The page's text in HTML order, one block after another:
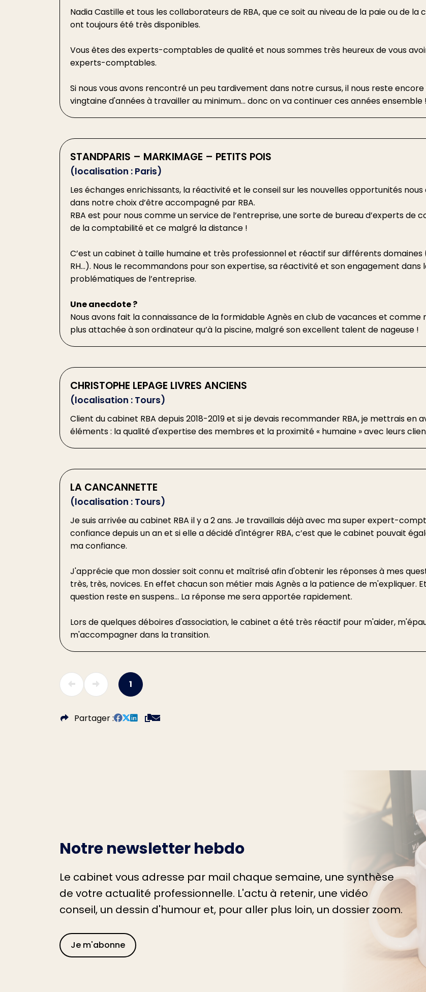
Nadia Castille et tous les collaborateurs de RBA, que ce soit au niveau de la paie ou de
ont toujours été très disponibles.
Vous êtes des experts-comptables de qualité et nous sommes très heureux de vous
experts-comptables.
Si nous vous avons rencontré un peu tardivement dans notre cursus, il nous reste encore
vingtaine d'années à travailler au minimum… donc on va continuer ces années ensemble !
STANDPARIS – MARKIMAGE – PETITS POIS
(localisation : Paris)
Les échanges enrichissants, la réactivité et le conseil sur les nouvelles opportunités
dans notre choix d’être accompagné par RBA.
RBA est pour nous comme un service de l’entreprise, une sorte de bureau d’experts de
de la comptabilité et ce malgré la distance !
C’est un cabinet à taille humaine et très professionnel et réactif sur différents
RH…). Nous le recommandons pour son expertise, sa réactivité et son engagement dans
problématiques de l’entreprise.
Une anecdote ?
Nous avons fait la connaissance de la formidable Agnès en club de vacances et comme
plus attachée à son ordinateur qu’à la piscine, malgré son excellent talent de nageuse !
CHRISTOPHE LEPAGE LIVRES ANCIENS
(localisation : Tours)
Client du cabinet RBA depuis 2018-2019 et si je devais recommander RBA, je mettrais en
éléments : la qualité d'expertise des membres et la proximité « humaine » avec leurs
LA CANCANNETTE
(localisation : Tours)
Je suis arrivée au cabinet RBA il y a 2 ans. Je travaillais déjà avec ma super expert-
confiance depuis un an et si elle a décidé d'intégrer RBA, c’est que le cabinet pouvait
ma confiance.
J'apprécie que mon dossier soit connu et maîtrisé afin d'obtenir les réponses à mes
très, très, novices. En effet chacun son métier mais Agnès a la patience de m'expliquer.
question reste en suspens... La réponse me sera apportée rapidement.
Lors de quelques déboires d'association, le cabinet a été très réactif pour m'aider,
m'accompagner dans la transition.
1
Partager
Notre newsletter hebdo
Le cabinet vous adresse par mail chaque semaine, une synthèse
de votre actualité professionnelle. L'actu à retenir, une vidéo
conseil, un dessin d'humour et, pour aller plus loin, un dossier zoom.
Je m'abonne